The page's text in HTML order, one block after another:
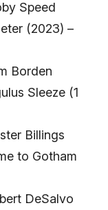
Speed
(2023) –
Borden
Sleeze (1
Billings
to Gotham
DeSalvo